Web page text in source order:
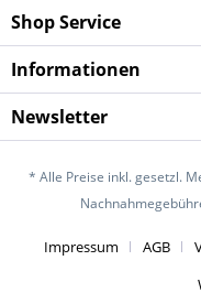
Shop Service
Informationen
Newsletter
* Alle Preise inkl. gesetzl.
Impressum AGB